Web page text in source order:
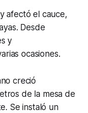
afectó el cauce,
Desde
y
ocasiones.
creció
de la mesa de
Se instaló un